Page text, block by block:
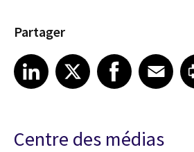
Partager
Share article on LinkedIn
LinkedIn
Share article on XShare article on Facebook
Facebook
Share article on
Email
Centre des médias